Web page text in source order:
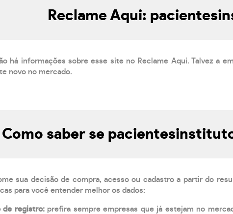
Reclame Aqui:
há informações sobre esse site no Reclame Aqui. Talvez a
novo no mercado.
Como saber se
sua decisão de compra, acesso ou cadastro a partir do
para você entender melhor os dados:
de registro: prefira sempre empresas que já estejam no